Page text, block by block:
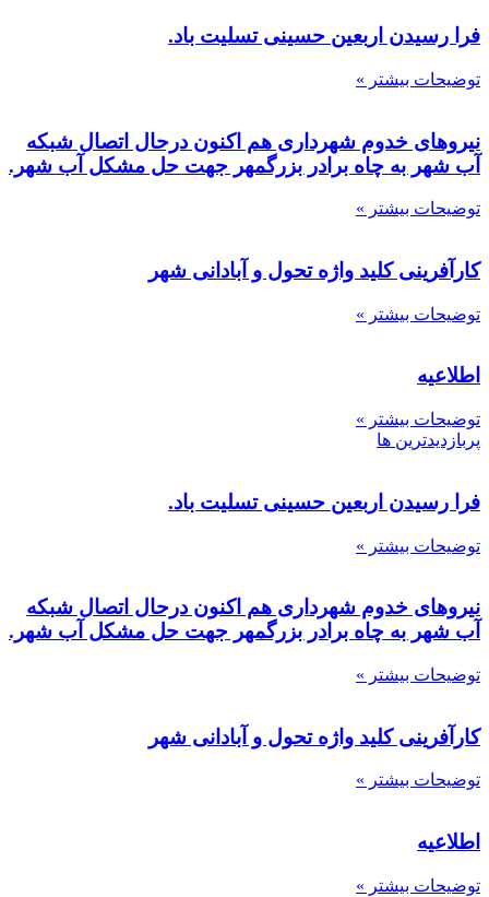
فرا رسیدن اربعین حسینی تسلیت باد.
توضیحات بیشتر »
نیروهای خدوم شهرداری هم اکنون درحال اتصال شبکه
آب شهر به چاه برادر بزرگمهر جهت حل مشکل آب شهر.
توضیحات بیشتر »
کارآفرینی کلید واژه تحول و آبادانی شهر
توضیحات بیشتر »
اطلاعیه
توضیحات بیشتر »
پربازدیدترین ها
فرا رسیدن اربعین حسینی تسلیت باد.
توضیحات بیشتر »
نیروهای خدوم شهرداری هم اکنون درحال اتصال شبکه
آب شهر به چاه برادر بزرگمهر جهت حل مشکل آب شهر.
توضیحات بیشتر »
کارآفرینی کلید واژه تحول و آبادانی شهر
توضیحات بیشتر »
اطلاعیه
توضیحات بیشتر »